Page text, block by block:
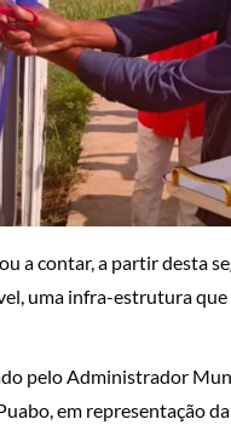
a contar, a partir desta
uma infra-estrutura
pelo Administrador
em representação